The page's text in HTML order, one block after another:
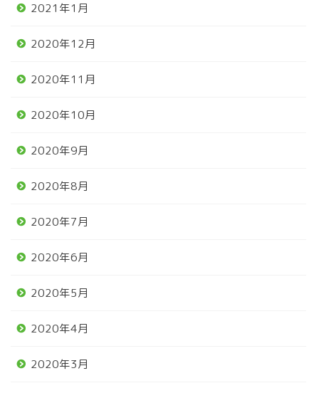
2021年1月
2020年12月
2020年11月
2020年10月
2020年9月
2020年8月
2020年7月
2020年6月
2020年5月
2020年4月
2020年3月